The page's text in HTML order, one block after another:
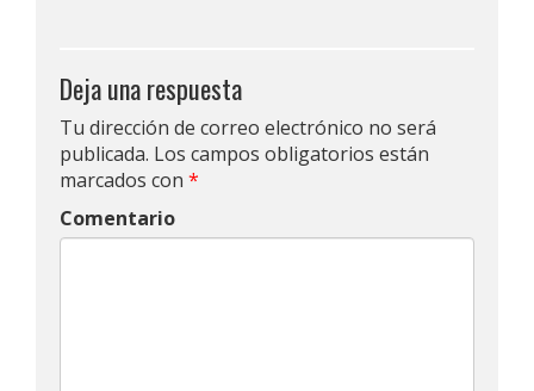
Deja una respuesta
Tu dirección de correo electrónico no será
publicada. Los campos obligatorios están
marcados con *
Comentario